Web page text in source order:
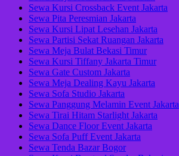
Sewa Kursi Crossback Event Jakarta
Sewa Pita Peresmian Jakarta
Sewa Kursi Lipat Lesehan Jakarta
Sewa Partisi Sekat Ruangan Jakarta
Sewa Meja Bulat Bekasi Timur
Sewa Kursi Tiffany Jakarta Timur
Sewa Gate Custom Jakarta
Sewa Meja Dealing Kayu Jakarta
Sewa Sofa Studio Jakarta
Sewa Panggung Melamin Event Jakarta
Sewa Tirai Hitam Starlight Jakarta
Sewa Dance Floor Event Jakarta
Sewa Sofa Puff Event Jakarta
Sewa Tenda Bazar Bogor